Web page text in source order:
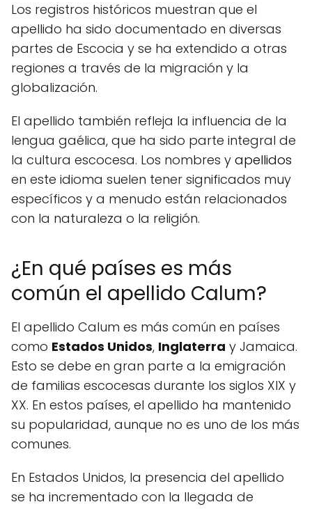
Los registros históricos muestran que el
apellido ha sido documentado en diversas
partes de Escocia y se ha extendido a otras
regiones a través de la migración y la
globalización.
El apellido también refleja la influencia de la
lengua gaélica, que ha sido parte integral de
la cultura escocesa. Los nombres y apellidos
en este idioma suelen tener significados muy
específicos y a menudo están relacionados
con la naturaleza o la religión.
¿En qué países es más
común el apellido Calum?
El apellido Calum es más común en países
como Estados Unidos, Inglaterra y Jamaica.
Esto se debe en gran parte a la emigración
de familias escocesas durante los siglos XIX y
XX. En estos países, el apellido ha mantenido
su popularidad, aunque no es uno de los más
comunes.
En Estados Unidos, la presencia del apellido
se ha incrementado con la llegada de